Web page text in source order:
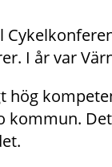
I år var
hög
kommun.